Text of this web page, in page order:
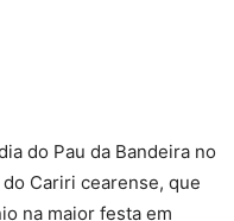
do Pau da Bandeira no
Cariri cearense, que
na maior festa em